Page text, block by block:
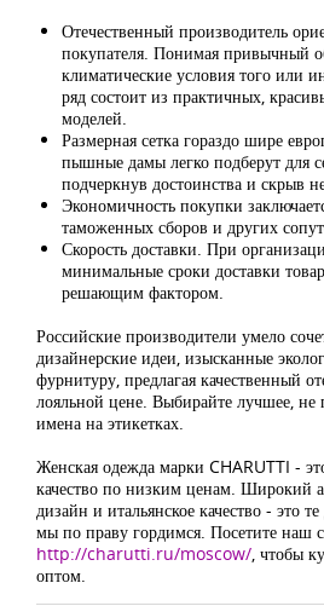
Отечественный производитель
покупателя. Понимая привычный
климатические условия того или
ряд состоит из практичных,
моделей.
Размерная сетка гораздо шире
пышные дамы легко подберут для
подчеркнув достоинства и скрыв
Экономичность покупки
таможенных сборов и других
Скорость доставки. При
минимальные сроки доставки
решающим фактором.
Российские производители умело
дизайнерские идеи, изысканные
фурнитуру, предлагая качественный
лояльной цене. Выбирайте лучшее, не
имена на этикетках.
Женская одежда марки CHARUTTI -
качество по низким ценам. Широкий
дизайн и итальянское качество - это
мы по праву гордимся. Посетите наш
http://charutti.ru/moscow/ , чтобы
оптом.